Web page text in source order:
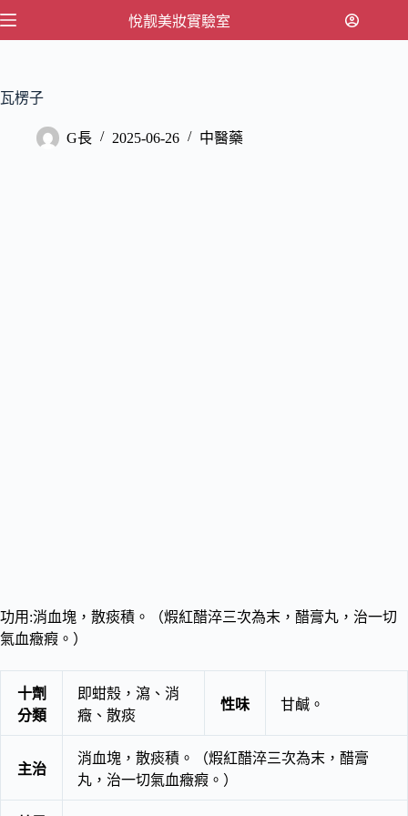
跳
內
悅靓美妝實驗室
瓦楞子
G長 2025-06-26 中醫藥
功用:消血塊，散痰積。（煆紅醋淬三次為末，醋膏丸，治一切
氣血癥瘕。）
十劑
分類
即蚶殼，瀉、消
癥、散痰
性味 甘鹹。
主治
消血塊，散痰積。（煆紅醋淬三次為末，醋膏
丸，治一切氣血癥瘕。）